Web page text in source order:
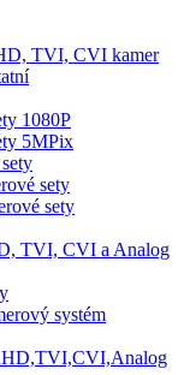
TVI, CVI kamer
1080P
5MPix
sety
sety
TVI, CVI a Analog
systém